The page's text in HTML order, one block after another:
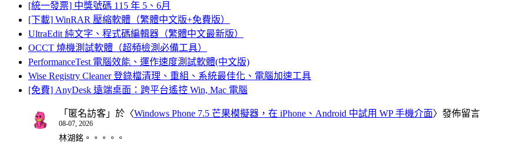
[統一發票] 中獎號碼 115 年 5、6月
[下載] WinRAR 壓縮軟體（繁體中文版+免費版）
UltraEdit 純文字、程式碼編輯器（繁體中文最新版）
OCCT 燒機測試軟體（超頻檢測必備工具）
PerformanceTest 電腦效能、運作速度測試軟體(中文版)
Wise Registry Cleaner 登錄檔清理、重組、系統最佳化、電腦加速工具
[免費] AnyDesk 遠端桌面：跨平台遙控 Win, Mac 電腦
「 匿名訪客 」於〈Windows Phone 7.5 芒果模擬器，在 iPhone、Android 中試用 WP 手機介面〉發佈留言
08-07, 2026
林湖銘。。。。。